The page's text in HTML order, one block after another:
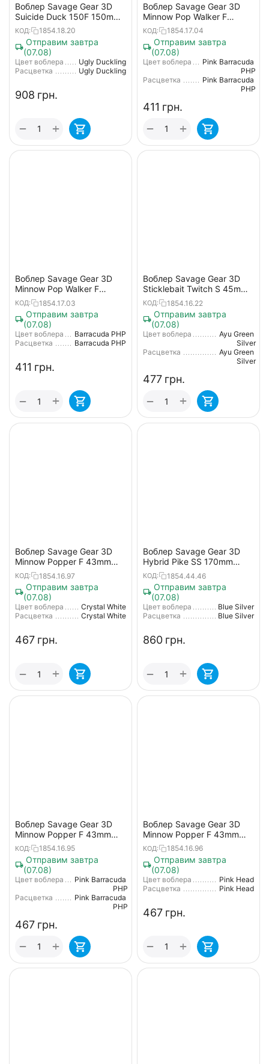
Воблер Savage Gear 3D
Suicide Duck 150F 150mm
70.0g Ugly Duckling
КОД: 1854.18.20
Отправим завтра
(07.08)
Цвет воблера
Ugly Duckling
Расцветка
Ugly Duckling
‍908‍ грн.
+
−
Воблер Savage Gear 3D
Minnow Pop Walker F
66mm 8.0g Pink Barracuda
PHP
КОД: 1854.17.04
Отправим завтра
(07.08)
Цвет воблера
Pink Barracuda
PHP
Расцветка
Pink Barracuda
PHP
‍411‍ грн.
+
−
Воблер Savage Gear 3D
Minnow Pop Walker F
66mm 8.0g Barracuda PHP
КОД: 1854.17.03
Отправим завтра
(07.08)
Цвет воблера
Barracuda PHP
Расцветка
Barracuda PHP
‍411‍ грн.
+
−
Воблер Savage Gear 3D
Sticklebait Twitch S 45mm
4.0g Ayu Green Silver
КОД: 1854.16.22
Отправим завтра
(07.08)
Цвет воблера
Ayu Green
Silver
Расцветка
Ayu Green
Silver
‍477‍ грн.
+
−
Воблер Savage Gear 3D
Minnow Popper F 43mm
2.6g Crystal White
КОД: 1854.16.97
Отправим завтра
(07.08)
Цвет воблера
Crystal White
Расцветка
Crystal White
‍467‍ грн.
+
−
Воблер Savage Gear 3D
Hybrid Pike SS 170mm
47.0g Blue Silver UV
КОД: 1854.44.46
Отправим завтра
(07.08)
Цвет воблера
Blue Silver
Расцветка
Blue Silver
‍860‍ грн.
+
−
Воблер Savage Gear 3D
Minnow Popper F 43mm
2.6g Pink Barracuda PHP
КОД: 1854.16.95
Отправим завтра
(07.08)
Цвет воблера
Pink Barracuda
PHP
Расцветка
Pink Barracuda
PHP
‍467‍ грн.
+
−
Воблер Savage Gear 3D
Minnow Popper F 43mm
2.6g Pink Head
КОД: 1854.16.96
Отправим завтра
(07.08)
Цвет воблера
Pink Head
Расцветка
Pink Head
‍467‍ грн.
+
−